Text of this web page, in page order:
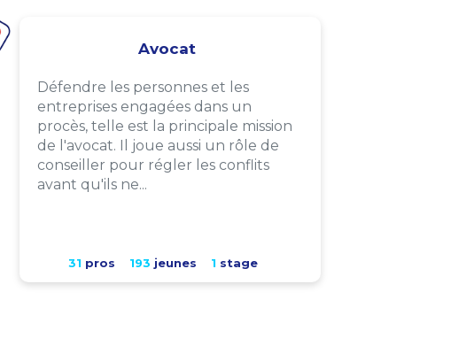
Avocat
Défendre les personnes et les
entreprises engagées dans un
procès, telle est la principale mission
de l'avocat. Il joue aussi un rôle de
conseiller pour régler les conflits
avant qu'ils ne...
31 pros 193 jeunes 1 stage